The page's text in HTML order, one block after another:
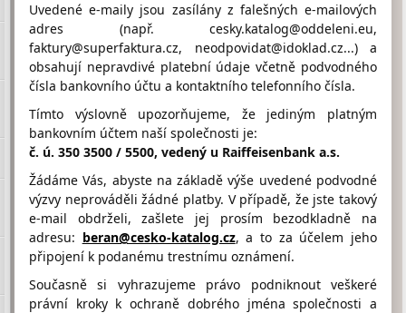
Hodnocení firmy BROŽOVÁ MARIE
Ing. od návštěvníků
Firma doposud nasbírala:
0 Bodů
1 Bod 2 Body 3 Body
Umístění BROŽOVÁ MARIE Ing. na Google maps
Uvedené e-maily jsou zasílány z falešných e-mailových
adres (např. cesky.katalog@oddeleni.eu,
faktury@superfaktura.cz, neodpovidat@idoklad.cz...) a
obsahují nepravdivé platební údaje včetně podvodného
čísla bankovního účtu a kontaktního telefonního čísla.
Tímto výslovně upozorňujeme, že jediným platným
bankovním účtem naší společnosti je:
č. ú. 350 3500 / 5500, vedený u Raiffeisenbank a.s.
Žádáme Vás, abyste na základě výše uvedené podvodné
výzvy neprováděli žádné platby. V případě, že jste takový
e-mail obdrželi, zašlete jej prosím bezodkladně na
adresu: beran@cesko-katalog.cz, a to za účelem jeho
připojení k podanému trestnímu oznámení.
Současně si vyhrazujeme právo podniknout veškeré
právní kroky k ochraně dobrého jména společnosti a